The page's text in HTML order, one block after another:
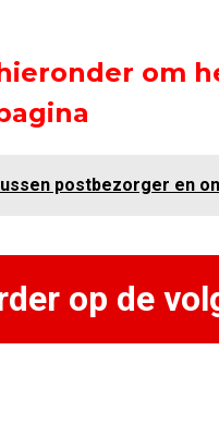
om
postbezorger en
op de